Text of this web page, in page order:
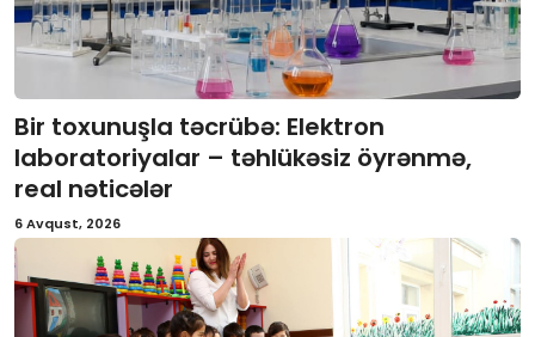
Bir toxunuşla təcrübə: Elektron
laboratoriyalar – təhlükəsiz öyrənmə,
real nəticələr
6 Avqust, 2026